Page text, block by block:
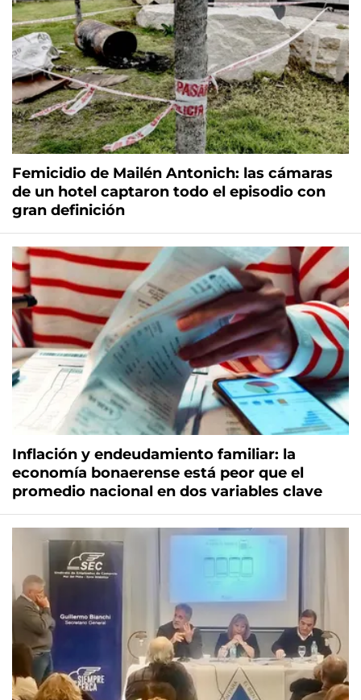
Femicidio de Mailén Antonich: las cámaras
de un hotel captaron todo el episodio con
gran definición
Inflación y endeudamiento familiar: la
economía bonaerense está peor que el
promedio nacional en dos variables clave